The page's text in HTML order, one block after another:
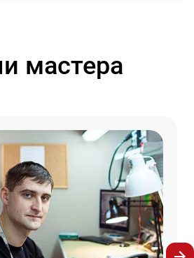
мастера